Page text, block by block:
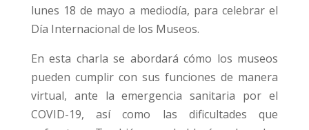
lunes 18 de mayo a mediodía, para celebrar el
Día Internacional de los Museos.
En esta charla se abordará cómo los museos
pueden cumplir con sus funciones de manera
virtual, ante la emergencia sanitaria por el
COVID-19, así como las dificultades que